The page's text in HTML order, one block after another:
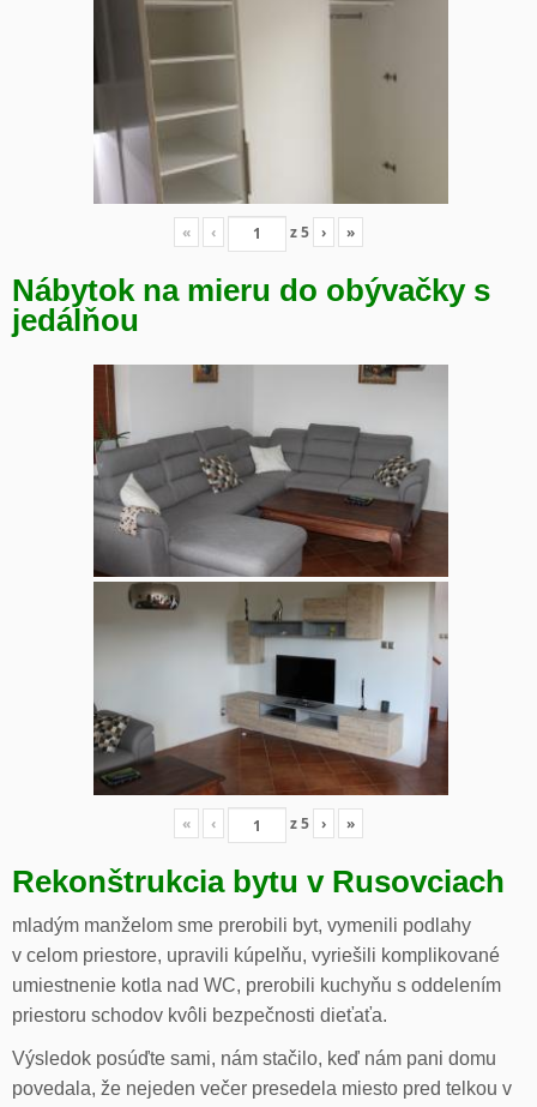
« ‹ z5 › »
Nábytok na mieru do obývačky s
jedálňou
« ‹ z5 › »
Rekonštrukcia bytu v Rusovciach
mladým manželom sme prerobili byt, vymenili podlahy
v celom priestore, upravili kúpelňu, vyriešili komplikované
umiestnenie kotla nad WC, prerobili kuchyňu s oddelením
priestoru schodov kvôli bezpečnosti dieťaťa.
Výsledok posúďte sami, nám stačilo, keď nám pani domu
povedala, že nejeden večer presedela miesto pred telkou v